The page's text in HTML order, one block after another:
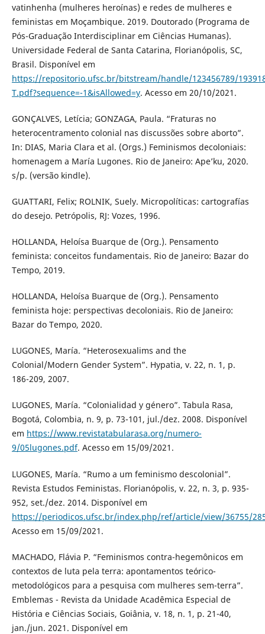
vatinhenha (mulheres heroínas) e redes de mulheres e
feministas em Moçambique. 2019. Doutorado (Programa de
Pós-Graduação Interdisciplinar em Ciências Humanas).
Universidade Federal de Santa Catarina, Florianópolis, SC,
Brasil. Disponível em
https://repositorio.ufsc.br/bitstream/handle/123456789/
T.pdf?sequence=-1&isAllowed=y. Acesso em 20/10/2021.
GONÇALVES, Letícia; GONZAGA, Paula. “Fraturas no
heterocentramento colonial nas discussões sobre aborto”.
In: DIAS, Maria Clara et al. (Orgs.) Feminismos decoloniais:
homenagem a María Lugones. Rio de Janeiro: Ape’ku, 2020.
s/p. (versão kindle).
GUATTARI, Felix; ROLNIK, Suely. Micropolíticas: cartografías
do desejo. Petrópolis, RJ: Vozes, 1996.
HOLLANDA, Heloísa Buarque de (Org.). Pensamento
feminista: conceitos fundamentais. Rio de Janeiro: Bazar do
Tempo, 2019.
HOLLANDA, Heloísa Buarque de (Org.). Pensamento
feminista hoje: perspectivas decoloniais. Rio de Janeiro:
Bazar do Tempo, 2020.
LUGONES, María. “Heterosexualims and the
Colonial/Modern Gender System”. Hypatia, v. 22, n. 1, p.
186-209, 2007.
LUGONES, María. “Colonialidad y género”. Tabula Rasa,
Bogotá, Colombia, n. 9, p. 73-101, jul./dez. 2008. Disponível
em https://www.revistatabularasa.org/numero-
9/05lugones.pdf. Acesso em 15/09/2021.
LUGONES, María. “Rumo a um feminismo descolonial”.
Revista Estudos Feministas. Florianópolis, v. 22, n. 3, p. 935-
952, set./dez. 2014. Disponível em
https://periodicos.ufsc.br/index.php/ref/article/view/36755/
Acesso em 15/09/2021.
MACHADO, Flávia P. “Feminismos contra-hegemônicos em
contextos de luta pela terra: apontamentos teórico-
metodológicos para a pesquisa com mulheres sem-terra”.
Emblemas - Revista da Unidade Acadêmica Especial de
História e Ciências Sociais, Goiânia, v. 18, n. 1, p. 21-40,
jan./jun. 2021. Disponível em